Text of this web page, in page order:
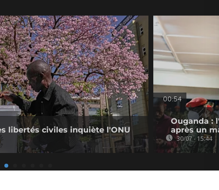
libertés civiles inquiète l'ONU
00:54
Ouganda :
après un
30/07 - 15:44